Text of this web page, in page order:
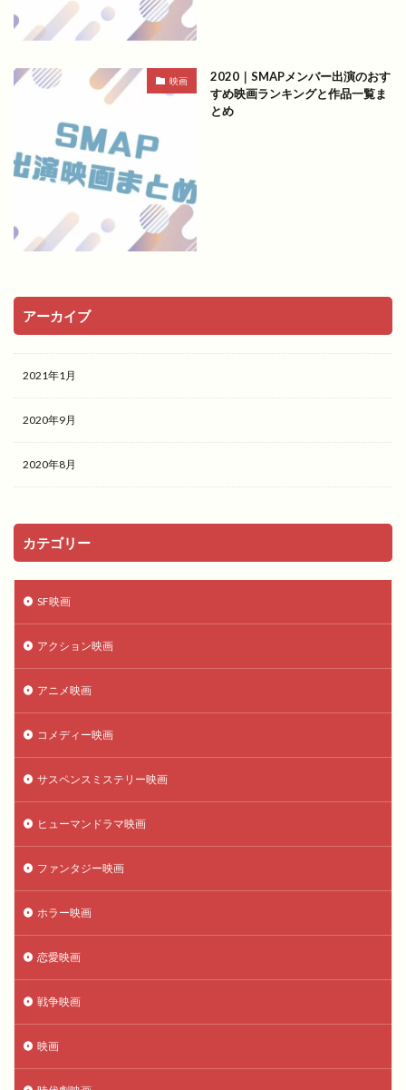
映画
2020｜SMAPメンバー出演のおす
すめ映画ランキングと作品一覧ま
とめ
アーカイブ
2021年1月
2020年9月
2020年8月
カテゴリー
SF映画
アクション映画
アニメ映画
コメディー映画
サスペンスミステリー映画
ヒューマンドラマ映画
ファンタジー映画
ホラー映画
恋愛映画
戦争映画
映画